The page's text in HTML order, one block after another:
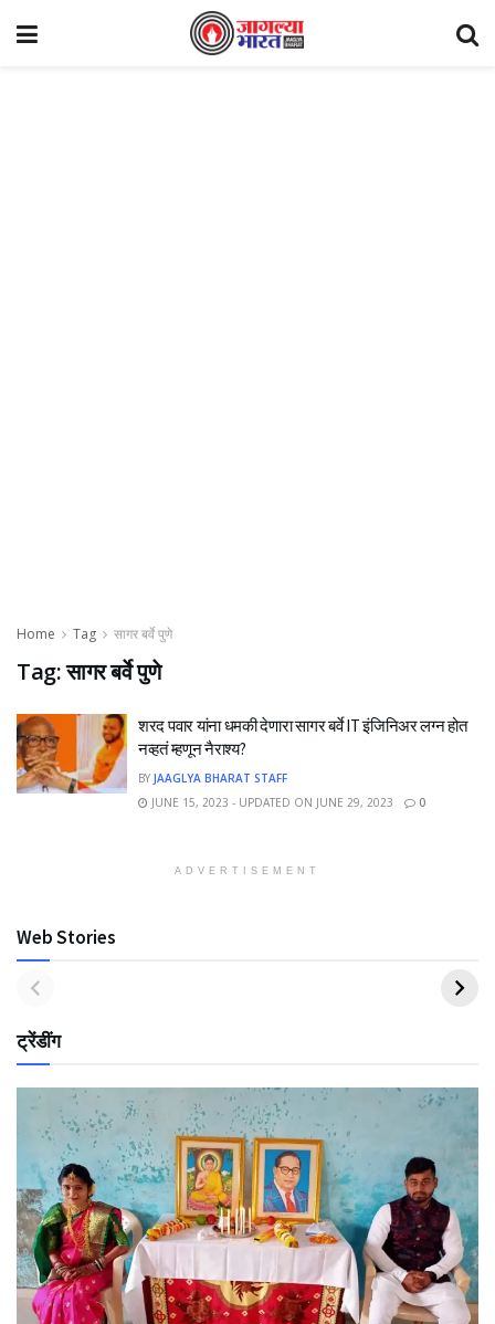
Home Tag सागर बर्वे पुणे
Tag:सागर बर्वे पुणे
शरद पवार यांना धमकी देणारा सागर बर्वे IT इंजिनिअर लग्न होत
नव्हतं म्हणून नैराश्य?
BY JAAGLYA BHARAT STAFF
JUNE 15, 2023 - UPDATED ON JUNE 29, 2023
0
ADVERTISEMENT
Web Stories
ट्रेंडींग